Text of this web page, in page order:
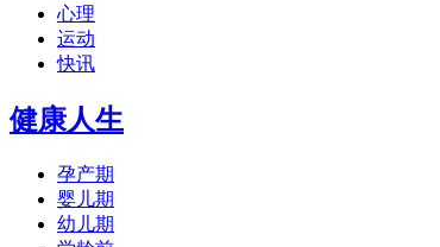
心理
运动
快讯
健康人生
孕产期
婴儿期
幼儿期